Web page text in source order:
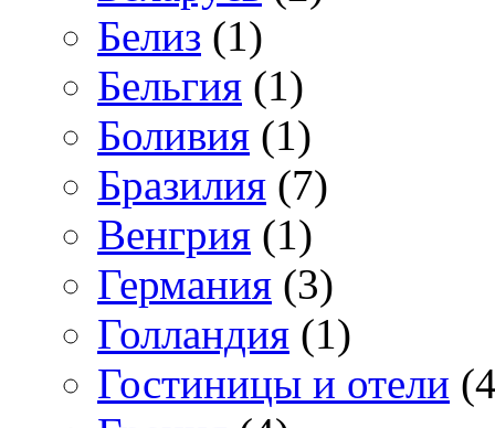
Белиз (1)
Бельгия (1)
Боливия (1)
Бразилия (7)
Венгрия (1)
Германия (3)
Голландия (1)
Гостиницы и отели